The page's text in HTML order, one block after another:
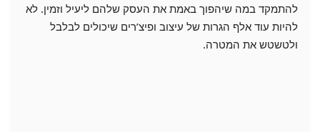
להתמקד במה שיהפוך באמת את העסק שלהם ליעיל וזמין. לא
להיות עוד אלף הגרות של עיצוב ופיצ’רים שיכולים לבלבל
ולטשטש את המטרה.